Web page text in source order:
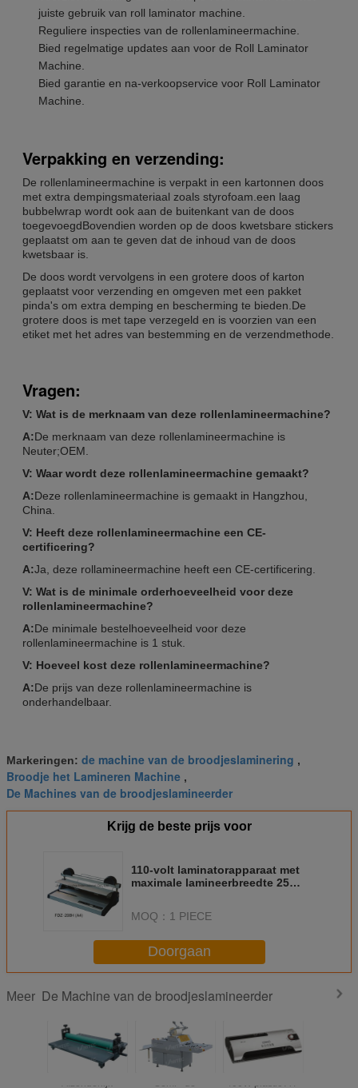
juiste gebruik van roll laminator machine.
Reguliere inspecties van de rollenlamineermachine.
Bied regelmatige updates aan voor de Roll Laminator
Machine.
Bied garantie en na-verkoopservice voor Roll Laminator
Machine.
Verpakking en verzending:
De rollenlamineermachine is verpakt in een kartonnen doos
met extra dempingsmateriaal zoals styrofoam.een laag
bubbelwrap wordt ook aan de buitenkant van de doos
toegevoegdBovendien worden op de doos kwetsbare stickers
geplaatst om aan te geven dat de inhoud van de doos
kwetsbaar is.
De doos wordt vervolgens in een grotere doos of karton
geplaatst voor verzending en omgeven met een pakket
pinda's om extra demping en bescherming te bieden.De
grotere doos is met tape verzegeld en is voorzien van een
etiket met het adres van bestemming en de verzendmethode.
Vragen:
V: Wat is de merknaam van deze rollenlamineermachine?
A:De merknaam van deze rollenlamineermachine is
Neuter;OEM.
V: Waar wordt deze rollenlamineermachine gemaakt?
A:Deze rollenlamineermachine is gemaakt in Hangzhou,
China.
V: Heeft deze rollenlamineermachine een CE-
certificering?
A:Ja, deze rollamineermachine heeft een CE-certificering.
V: Wat is de minimale orderhoeveelheid voor deze
rollenlamineermachine?
A:De minimale bestelhoeveelheid voor deze
rollenlamineermachine is 1 stuk.
V: Hoeveel kost deze rollenlamineermachine?
A:De prijs van deze rollenlamineermachine is
onderhandelbaar.
Markeringen: de machine van de broodjeslaminering ,
Broodje het Lamineren Machine ,
De Machines van de broodjeslamineerder
Krijg de beste prijs voor
110-volt laminatorapparaat met
maximale lamineerbreedte 25
MOQ： 1 PIECE
Doorgaan
Meer De Machine van de broodjeslamineerder
Afzonderlijk Semi - de 400W plastic A4-